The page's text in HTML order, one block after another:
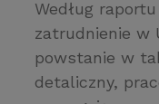
Według
zatrudnienie w
powstanie w
detaliczny,